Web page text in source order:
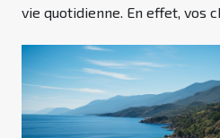
vie quotidienne. En effet, vos